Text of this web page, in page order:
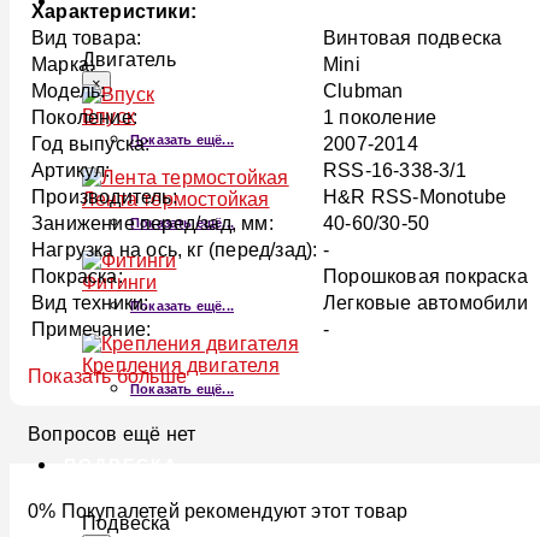
Двигатель
×
Впуск
Показать ещё...
Лента термостойкая
Показать ещё...
Фитинги
Показать ещё...
Крепления двигателя
Показать ещё...
Подвеска
Характеристики:
Вид товара:
Винтовая подвеска
Марка:
Mini
Модель:
Clubman
Поколение:
1 поколение
Год выпуска:
2007-2014
Артикул:
RSS-16-338-3/1
Производитель:
H&R RSS-Monotube
Занижение перед/зад, мм:
40-60/30-50
Нагрузка на ось, кг (перед/зад): -
Покраска:
Порошковая покраска
Вид техники:
Легковые автомобили
Примечание:
-
Показать больше
Вопросов ещё нет
0% Покупалетей рекомендуют этот товар